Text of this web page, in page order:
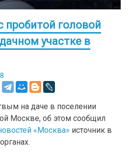
пробитой головой
участке в
на даче в поселении
Москве, об этом сообщил
«Москва» источник в